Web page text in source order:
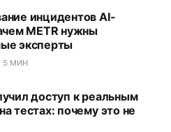
инцидентов AI-
METR нужны
эксперты
5 МИН
доступ к реальным
тестах: почему это не